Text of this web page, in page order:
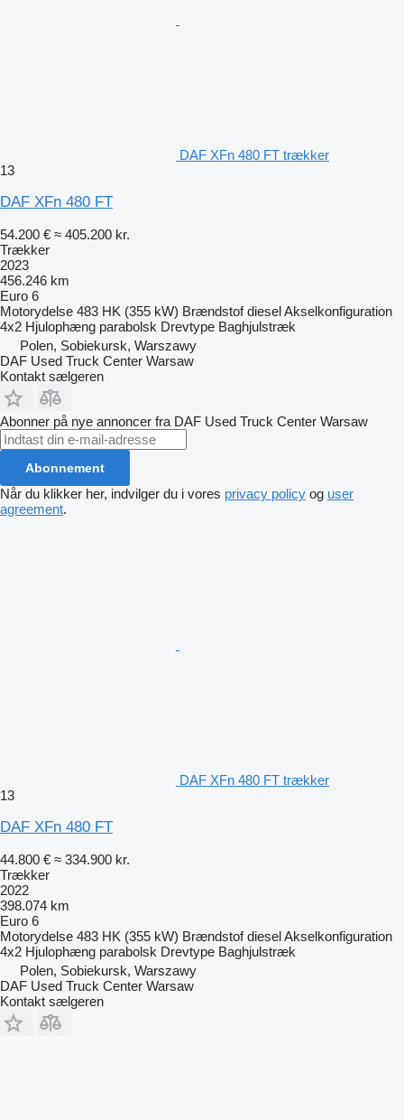
DAF XFn 480 FT trækker
13
DAF XFn 480 FT
54.200 € ≈ 405.200 kr.
Trækker
2023
456.246 km
Euro 6
Motorydelse 483 HK (355 kW) Brændstof dieselAkselkonfiguration
4x2 Hjulophæng parabolsk Drevtype Baghjulstræk
Polen, Sobiekursk, Warszawy
DAF Used Truck Center Warsaw
Kontakt sælgeren
Abonner på nye annoncer fra DAF Used Truck Center Warsaw
Abonnement
Når du klikker her, indvilger du i vores privacy policy og user
agreement.
DAF XFn 480 FT trækker
13
DAF XFn 480 FT
44.800 € ≈ 334.900 kr.
Trækker
2022
398.074 km
Euro 6
Motorydelse 483 HK (355 kW) Brændstof dieselAkselkonfiguration
4x2 Hjulophæng parabolsk Drevtype Baghjulstræk
Polen, Sobiekursk, Warszawy
DAF Used Truck Center Warsaw
Kontakt sælgeren